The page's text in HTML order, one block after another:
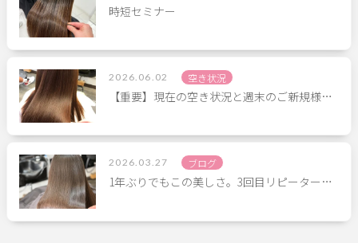
時短セミナー
2026.06.02 空き状況
【重要】現在の空き状況と週末のご新規様…
2026.03.27 ブログ
1年ぶりでもこの美しさ。3回目リピーター…